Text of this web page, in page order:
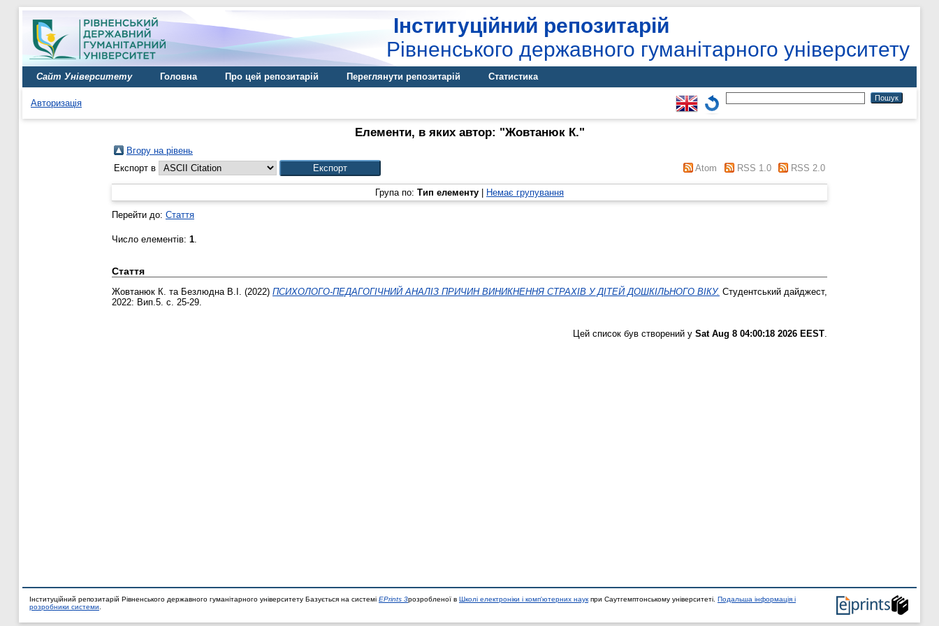
Інституційний репозитарій
Рівненського державного гуманітарного університету
Сайт Університету Головна Про цей репозитарій Переглянути репозитарій Статистика
Авторизація
Елементи, в яких автор: "Жовтанюк К."
Вгору на рівень
Експорт в
Atom RSS 1.0 RSS 2.0
Група по: Тип елементу Немає групування
Перейти до: Стаття
Число елементів: 1.
Стаття
Жовтанюк К. та Безлюдна В.І. (2022) ПСИХОЛОГО-ПЕДАГОГІЧНИЙ АНАЛІЗ ПРИЧИН ВИНИКНЕННЯ СТРАХІВ У ДІТЕЙ ДОШКІЛЬНОГО ВІКУ. Студентський дайджест,
2022: Вип.5. с. 25-29.
Цей список був створений у Sat Aug 8 04:00:18 2026 EEST
Інституційний репозитарій Рівненського державного гуманітарного університету Базується на системі EPrints 3розробленої в Школі електроніки і комп'ютерних наук при Саутгемптонському університеті. Подальша інформація і
розробники системи